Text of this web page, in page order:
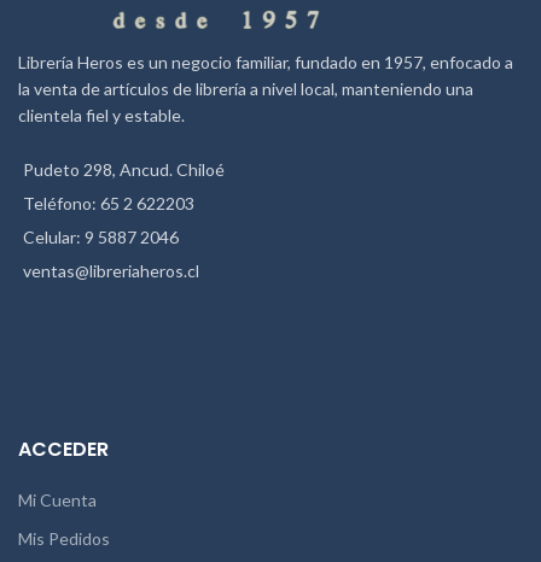
Librería Heros es un negocio familiar, fundado en 1957, enfocado a
la venta de artículos de librería a nivel local, manteniendo una
clientela fiel y estable.
Pudeto 298, Ancud. Chiloé
Teléfono: 65 2 622203
Celular: 9 5887 2046
ventas@libreriaheros.cl
ACCEDER
Mi Cuenta
Mis Pedidos